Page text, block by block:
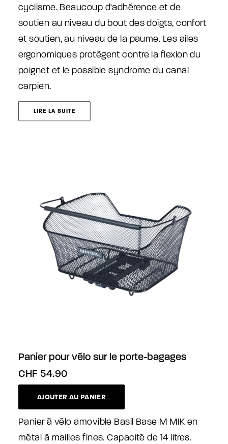
cyclisme. Beaucoup d'adhérence et de
soutien au niveau du bout des doigts, confort
et soutien, au niveau de la paume. Les ailes
ergonomiques protègent contre la flexion du
poignet et le possible syndrome du canal
carpien.
LIRE LA SUITE
Panier pour vélo sur le porte-bagages
CHF 54.90
AJOUTER AU PANIER
Panier à vélo amovible Basil Base M MIK en
métal à mailles fines. Capacité de 14 litres.